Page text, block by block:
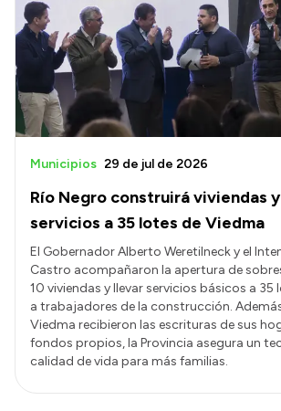
Río Negro construirá viviendas
servicios a 35 lotes de Viedma
Municipios 29 de jul de 2026
El Gobernador Alberto Weretilneck y el
Castro acompañaron la apertura de
10 viviendas y llevar servicios básicos a
a trabajadores de la construcción.
Viedma recibieron las escrituras de sus
fondos propios, la Provincia asegura un
calidad de vida para más familias.